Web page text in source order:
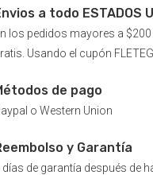
a todo ESTADOS
los pedidos mayores a $200
Usando el cupón
de pago
o Western Union
y Garantía
días de garantía después de